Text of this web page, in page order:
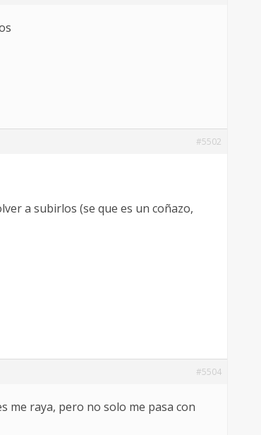
#5502
a subirlos (se que es un coñazo,
#5504
me raya, pero no solo me pasa con